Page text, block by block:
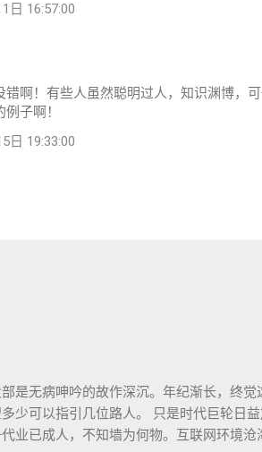
日 16:57:00
错啊！有些人虽然聪明过人，知识渊博，
子啊！
日 19:33:00
是无病呻吟的故作深沉。年纪渐长，终
少可以指引几位路人。 只是时代巨轮日
业已成人，不知墙为何物。互联网环境